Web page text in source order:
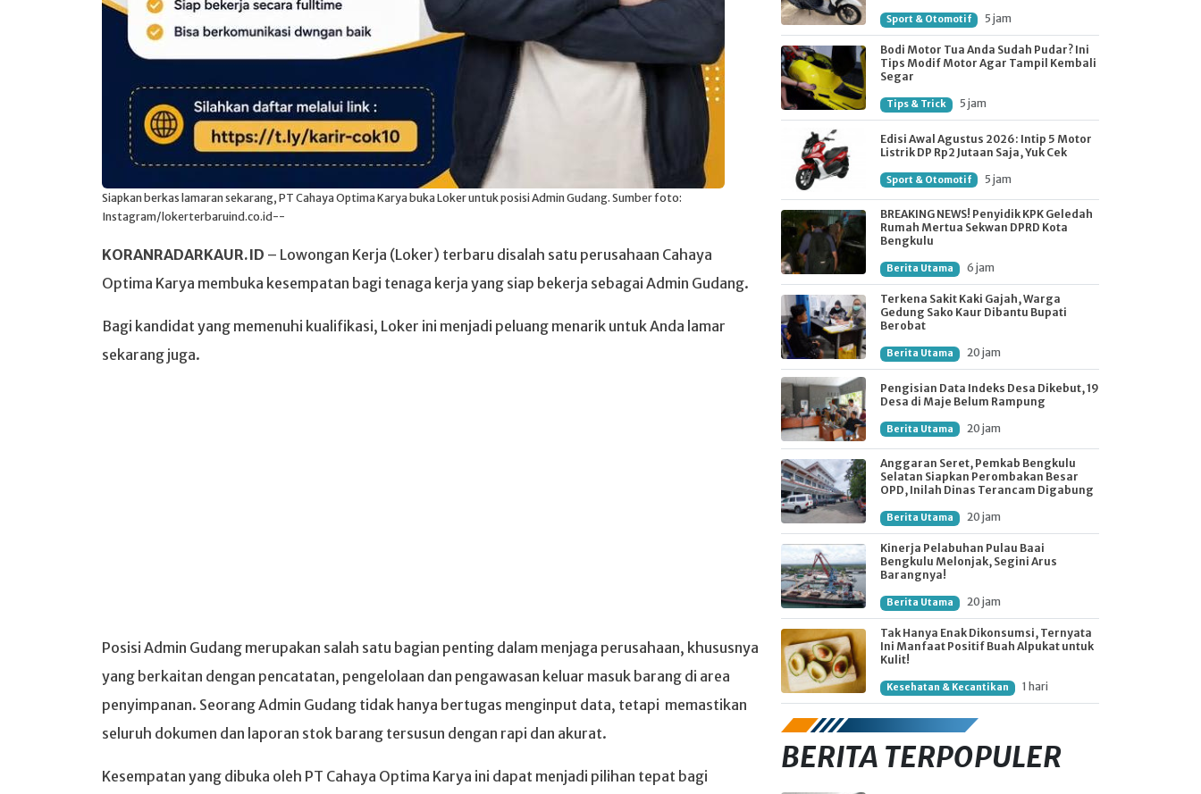
Siapkan berkas lamaran sekarang, PT Cahaya Optima Karya buka Loker untuk posisi Admin Gudang. Sumber foto:
Instagram/lokerterbaruind.co.id--
KORANRADARKAUR.ID – Lowongan Kerja (Loker) terbaru disalah satu perusahaan Cahaya
Optima Karya membuka kesempatan bagi tenaga kerja yang siap bekerja sebagai Admin Gudang.
Bagi kandidat yang memenuhi kualifikasi, Loker ini menjadi peluang menarik untuk Anda lamar
sekarang juga.
Posisi Admin Gudang merupakan salah satu bagian penting dalam menjaga perusahaan, khususnya
yang berkaitan dengan pencatatan, pengelolaan dan pengawasan keluar masuk barang di area
penyimpanan. Seorang Admin Gudang tidak hanya bertugas menginput data, tetapi memastikan
seluruh dokumen dan laporan stok barang tersusun dengan rapi dan akurat.
Kesempatan yang dibuka oleh PT Cahaya Optima Karya ini dapat menjadi pilihan tepat bagi
Sport & Otomotif 5 jam
Bodi Motor Tua Anda Sudah Pudar? Ini
Tips Modif Motor Agar Tampil Kembali
Segar
Tips & Trick 5 jam
Edisi Awal Agustus 2026: Intip 5 Motor
Listrik DP Rp2 Jutaan Saja, Yuk Cek
Sport & Otomotif 5 jam
BREAKING NEWS! Penyidik KPK Geledah
Rumah Mertua Sekwan DPRD Kota
Bengkulu
Berita Utama 6 jam
Terkena Sakit Kaki Gajah, Warga
Gedung Sako Kaur Dibantu Bupati
Berobat
Berita Utama 20 jam
Pengisian Data Indeks Desa Dikebut, 19
Desa di Maje Belum Rampung
Berita Utama 20 jam
Anggaran Seret, Pemkab Bengkulu
Selatan Siapkan Perombakan Besar
OPD, Inilah Dinas Terancam Digabung
Berita Utama 20 jam
Kinerja Pelabuhan Pulau Baai
Bengkulu Melonjak, Segini Arus
Barangnya!
Berita Utama 20 jam
Tak Hanya Enak Dikonsumsi, Ternyata
Ini Manfaat Positif Buah Alpukat untuk
Kulit!
Kesehatan & Kecantikan 1 hari
BERITA TERPOPULER